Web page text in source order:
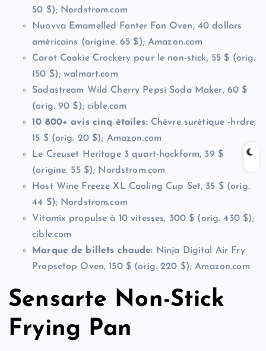
50 $); Nordstrom.com
Nuovva Emamelled Fonter Fon Oven, 40 dollars
américains (origine. 65 $); Amazon.com
Carot Cookie Crockery pour le non-stick, 55 $ (orig.
150 $); walmart.com
Sodastream Wild Cherry Pepsi Soda Maker, 60 $
(orig. 90 $); cible.com
10 800+ avis cinq étoiles:Chèvre surétique -hrdre,
15 $ (orig. 20 $); Amazon.com
Le Creuset Heritage 3 quart-hackform, 39 $
(origine. 55 $); Nordstrom.com
Host Wine Freeze XL Cooling Cup Set, 35 $ (orig.
44 $); Nordstrom.com
Vitamix propulse à 10 vitesses, 300 $ (orig. 430 $);
cible.com
Marque de billets chaude: Ninja Digital Air Fry
Propsetop Oven, 150 $ (orig. 220 $); Amazon.com
Sensarte Non-Stick
Frying Pan